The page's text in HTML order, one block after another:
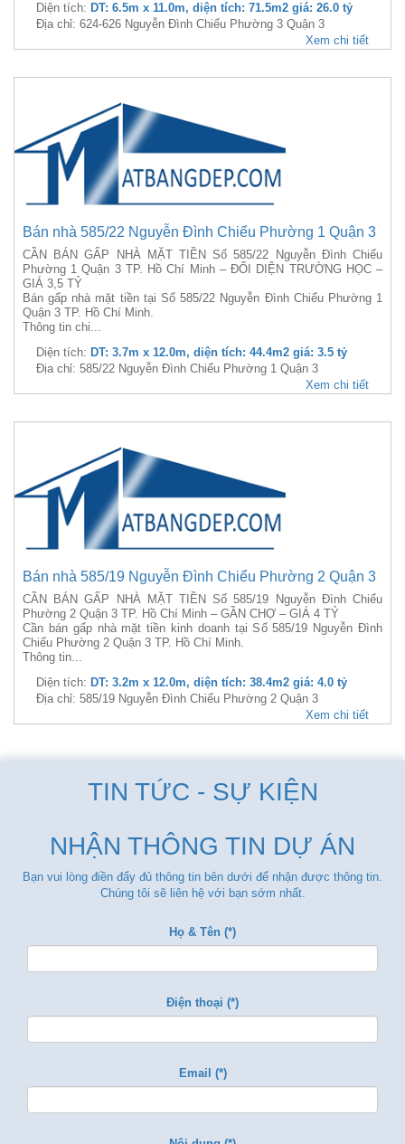
Diện tích: DT: 6.5m x 11.0m, diện tích: 71.5m2 giá: 26.0 tỷ
Địa chỉ: 624-626 Nguyễn Đình Chiểu Phường 3 Quận 3
Xem chi tiết
Bán nhà 585/22 Nguyễn Đình Chiểu Phường 1 Quận 3
CẦN BÁN GẤP NHÀ MẶT TIỀN Số 585/22 Nguyễn Đình Chiểu
Phường 1 Quận 3 TP. Hồ Chí Minh – ĐỐI DIỆN TRƯỜNG HỌC –
GIÁ 3,5 TỶ
Bán gấp nhà mặt tiền tại Số 585/22 Nguyễn Đình Chiểu Phường 1
Quận 3 TP. Hồ Chí Minh.
Thông tin chi...
Diện tích: DT: 3.7m x 12.0m, diện tích: 44.4m2 giá: 3.5 tỷ
Địa chỉ: 585/22 Nguyễn Đình Chiểu Phường 1 Quận 3
Xem chi tiết
Bán nhà 585/19 Nguyễn Đình Chiểu Phường 2 Quận 3
CẦN BÁN GẤP NHÀ MẶT TIỀN Số 585/19 Nguyễn Đình Chiểu
Phường 2 Quận 3 TP. Hồ Chí Minh – GẦN CHỢ – GIÁ 4 TỶ
Cần bán gấp nhà mặt tiền kinh doanh tại Số 585/19 Nguyễn Đình
Chiểu Phường 2 Quận 3 TP. Hồ Chí Minh.
Thông tin...
Diện tích: DT: 3.2m x 12.0m, diện tích: 38.4m2 giá: 4.0 tỷ
Địa chỉ: 585/19 Nguyễn Đình Chiểu Phường 2 Quận 3
Xem chi tiết
TIN TỨC - SỰ KIỆN
NHẬN THÔNG TIN DỰ ÁN
Bạn vui lòng điền đẩy đủ thông tin bên dưới để nhận được thông tin.
Chúng tôi sẽ liên hệ với bạn sớm nhất.
Họ & Tên (*)
Điện thoại (*)
Email (*)